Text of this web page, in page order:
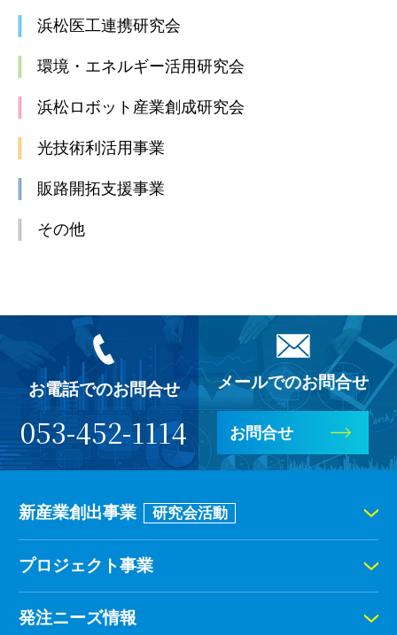
浜松医工連携研究会
環境・エネルギー活用研究会
浜松ロボット産業創成研究会
光技術利活用事業
販路開拓支援事業
その他
お電話でのお問合せ
053-452-1114
メールでのお問合せ
お問合せ
新産業創出事業 研究会活動
プロジェクト事業
発注ニーズ情報